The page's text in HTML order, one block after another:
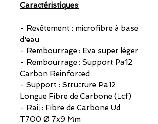
Caractéristiques:
- Revêtement : microfibre à base
d'eau
- Rembourrage : Eva super léger
- Rembourrage : Support Pa12
Carbon Reinforced
- Support : Structure Pa12
Longue Fibre de Carbone (Lcf)
- Rail : Fibre de Carbone Ud
T700 Ø 7x9 Mm